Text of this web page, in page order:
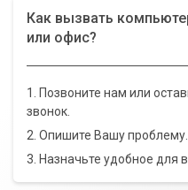
Как вызвать
или офис?
1. Позвоните нам или
звонок.
2. Опишите Вашу проблему.
3. Назначьте удобное для